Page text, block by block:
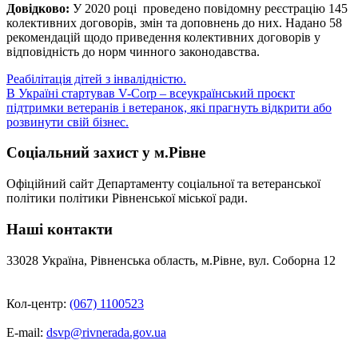
Довідково: У 2020 році проведено повідомну реєстрацію 145
колективних договорів, змін та доповнень до них. Надано 58
рекомендацій щодо приведення колективних договорів у
відповідність до норм чинного законодавства.
Навігація
записів
Реабілітація дітей з інвалідністю.
В Україні стартував V-Corp – всеукраїнський проєкт
підтримки ветеранів і ветеранок, які прагнуть відкрити або
розвинути свій бізнес.
Соціальний захист у м.Рівне
Офіційний сайт Департаменту соціальної та ветеранської
політики політики Рівненської міської ради.
Наші контакти
33028 Україна, Рівненська область, м.Рівне, вул. Соборна 12
Кол-центр: (067) 1100523
E-mail: dsvp@rivnerada.gov.ua